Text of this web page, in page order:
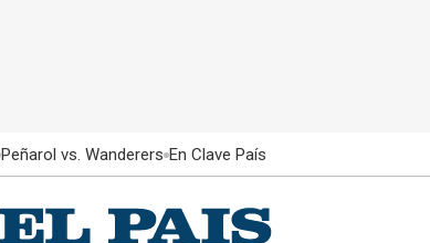
Peñarol vs. Wanderers En Clave País